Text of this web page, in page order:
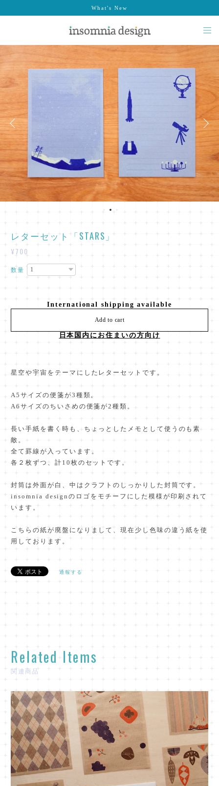
What's New
レターセット「STARS」
¥700
数量
International shipping available
Add to cart
日本国内にお住まいの方向け
星空や宇宙をテーマにしたレターセットです。
A5サイズの便箋が3種類。
A6サイズのちいさめの便箋が2種類。
長い手紙を書く時も、ちょっとしたメモとして使うのも素
敵。
全て罫線が入っています。
各２枚ずつ、計10枚のセットです。
封筒は外面が白、中はクラフトのしっかりした封筒です。
insomnia designのロゴをモチーフにした模様が印刷されて
います。
こちらの紙が廃盤になりまして、現在少し色味の違う紙を使
用しております。
通報する
Related Items
関連商品